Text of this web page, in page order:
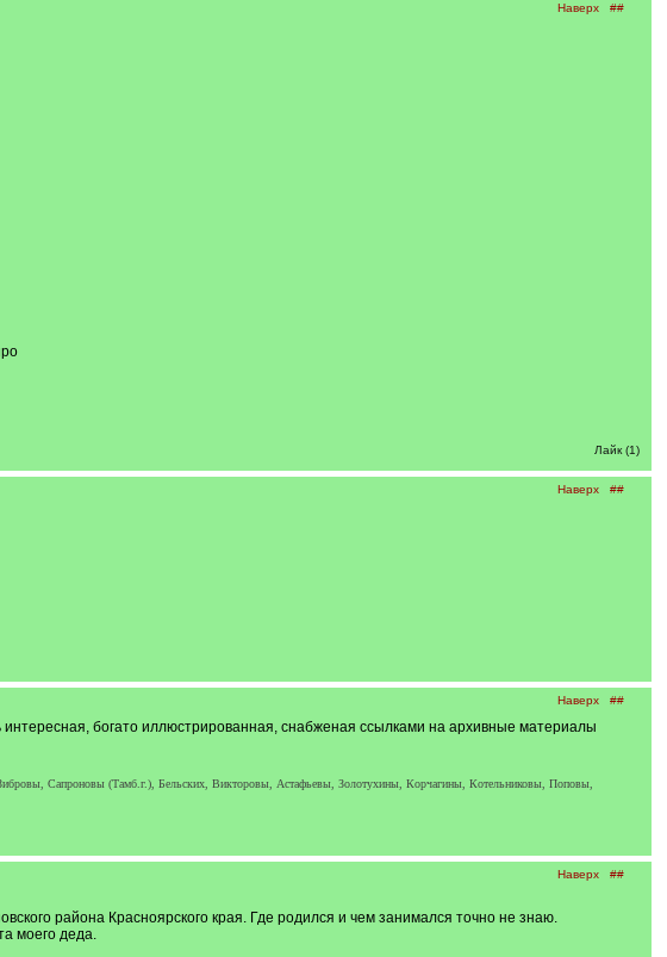
Наверх ##
Лайк (1)
Наверх ##
Наверх ##
богато иллюстрированная, снабженая ссылками на архивные материалы
Сапроновы (Тамб.г.), Бельских, Викторовы, Астафьевы, Золотухины, Корчагины, Котельниковы, Поповы,
Наверх ##
района Красноярского края. Где родился и чем занимался точно не знаю.
моего деда.